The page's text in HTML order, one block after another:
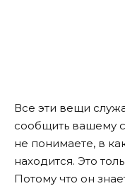
Все эти вещи
сообщить вашему
не понимаете, в
находится. Это
Потому что он